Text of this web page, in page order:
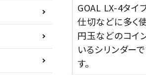
GOAL LX-4タイ
仕切などに多く
円玉などのコイ
いるシリンダー
す。